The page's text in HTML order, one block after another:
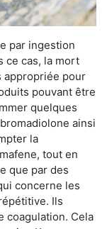
par ingestion
ce cas, la mort
appropriée pour
pouvant être
quelques
ainsi
la
tout en
que par des
concerne les
Ils
coagulation. Cela